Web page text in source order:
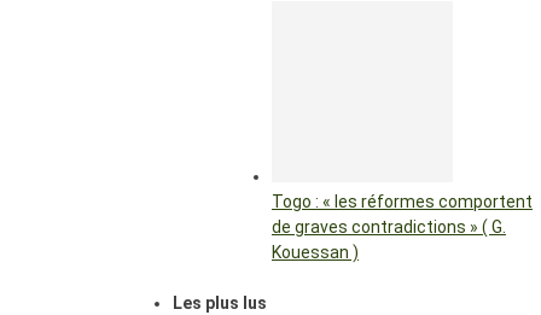
Togo : « les réformes comportent
de graves contradictions » ( G.
Kouessan )
Les plus lus